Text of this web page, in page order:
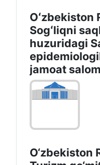
Oʻzbekiston
Sogʻliqni
huzuridagi
jamoat
O‘zbekiston